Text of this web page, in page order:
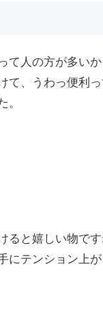
て人の方が多い
て、うわっ便利
。
ると嬉しい物で
にテンション上